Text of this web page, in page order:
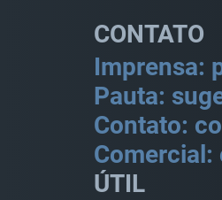
CONTATO
Imprensa:
Pauta:
Contato:
ÚTIL